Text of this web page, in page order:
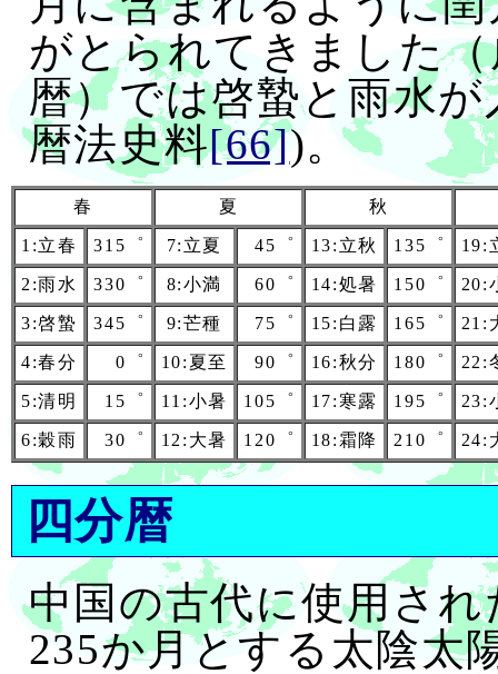
がとられてきました
暦）では啓蟄と雨水
暦法史料[66])。
春 夏 秋
1:立春 315゜ 7:立夏 45゜ 13:立秋 135゜ 19:
2:雨水 330゜ 8:小満 60゜ 14:処暑 150゜ 20:
3:啓蟄 345゜ 9:芒種 75゜ 15:白露 165゜ 21:
4:春分 0゜ 10:夏至 90゜ 16:秋分 180゜ 22:
5:清明 15゜ 11:小暑 105゜ 17:寒露 195゜ 23:
6:穀雨 30゜ 12:大暑 120゜ 18:霜降 210゜ 24:
四分暦
中国の古代に使用さ
235か月とする太陰太